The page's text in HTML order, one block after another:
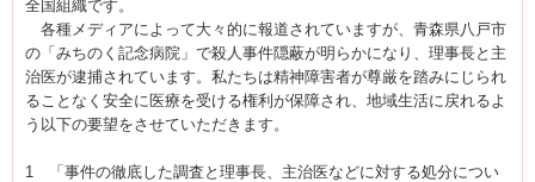
全国組織です。
各種メディアによって大々的に報道されていますが、青森県八戸市
の「みちのく記念病院」で殺人事件隠蔽が明らかになり、理事長と主
治医が逮捕されています。私たちは精神障害者が尊厳を踏みにじられ
ることなく安全に医療を受ける権利が保障され、地域生活に戻れるよ
う以下の要望をさせていただきます。
1 「事件の徹底した調査と理事長、主治医などに対する処分につい